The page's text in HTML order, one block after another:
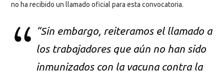
no ha recibido un llamado oficial para esta convocatoria.
“Sin embargo, reiteramos el llamado a
los trabajadores que aún no han sido
inmunizados con la vacuna contra la